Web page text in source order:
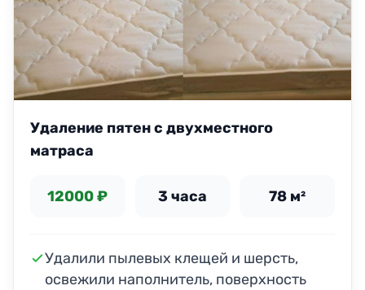
Удаление пятен с двухместного
матраса
12000 ₽ 3 часа 78 м²
Удалили пылевых клещей и шерсть,
освежили наполнитель, поверхность